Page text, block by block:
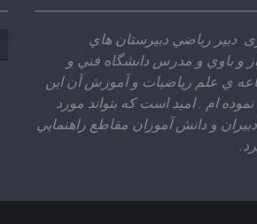
دبير رياضي دبيرستان هاي
و باوي و مدرس دانشگاه فني و
ي علم رياضيات و آموزش آن اين
نموده ام . اميد است كه بتواند مورد
و دانش آموزان مقاطع راهنمايي